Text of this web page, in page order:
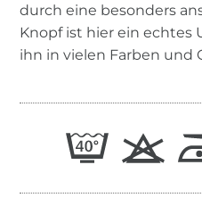
durch eine besonders
Knopf ist hier ein echtes
ihn in vielen Farben und